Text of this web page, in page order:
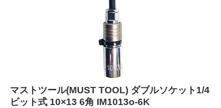
マストツール(MUST TOOL) ダブルソケット1/4
ビット式 10×13 6角 IM1013o-6K